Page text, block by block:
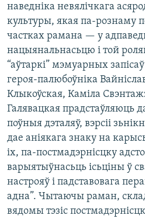
наведніка невялічкага
культуры, якая па-рознаму
частках рамана — у
нацыянальнасьцю і той
“аўтаркі” мэмуарных
героя-палюбоўніка
Клыкоўская, Каміла
Галявацкая прадстаўляюць
поўныя дэталяў, вэрсіі
дае аніякага знаку на
іх, па-постмадэрнісцку
варыятыўнасьць ісьціны ў
настрояў і падставовага
адна”. Чытаючы раман,
вядомы тэзіс